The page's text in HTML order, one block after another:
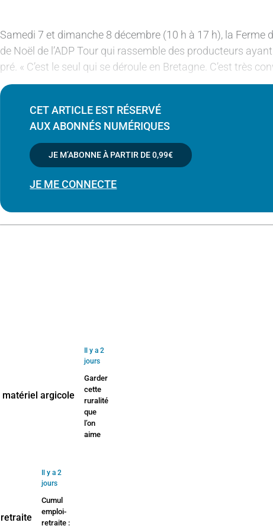
Samedi 7 et dimanche 8 décembre (10 h à 17 h), la
de Noël de l’ADP Tour qui rassemble des producteurs
pré. « C’est le seul qui se déroule en Bretagne. C’est très
CET ARTICLE EST RÉSERVÉ
AUX ABONNÉS NUMÉRIQUES
JE M’ABONNE À PARTIR DE0,99€
JE ME CONNECTE
Il y a 2
jours
Garder
cette
ruralité
que
l’on
aime
Il y a 2
jours
Cumul
emploi-
retraite :